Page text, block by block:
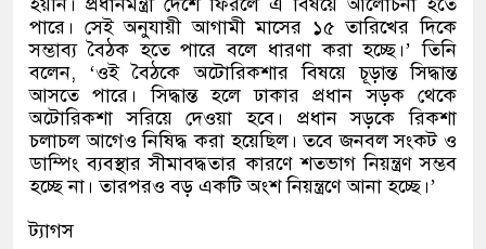
পারে। সেই অনুযায়ী আগামী মাসের ১৫ তারিখের দিকে
সম্ভাব্য বৈঠক হতে পারে বলে ধারণা করা হচ্ছে।’তিনি
বলেন, ‘ওই বৈঠকে অটোরিকশার বিষয়ে চূড়ান্ত সিদ্ধান্ত
আসতে পারে। সিদ্ধান্ত হলে ঢাকার প্রধান সড়ক থেকে
অটোরিকশা সরিয়ে দেওয়া হবে। প্রধান সড়কে রিকশা
চলাচল আগেও নিষিদ্ধ করা হয়েছিল। তবে জনবল সংকট ও
ডাম্পিং ব্যবস্থার সীমাবদ্ধতার কারণে শতভাগ নিয়ন্ত্রণ সম্ভব
হচ্ছে না। তারপরও বড় একটি অংশ নিয়ন্ত্রণে আনা হচ্ছে।’
ট্যাগস